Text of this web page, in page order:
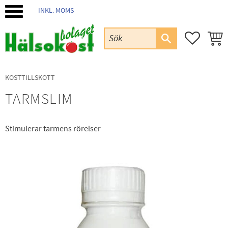
INKL. MOMS
KOSTTILLSKOTT
TARMSLIM
Stimulerar tarmens rörelser